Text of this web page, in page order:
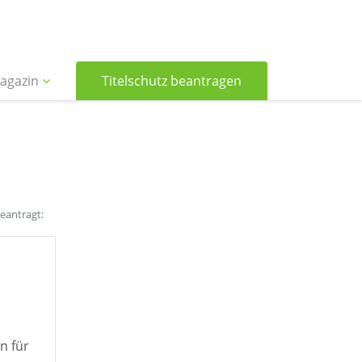
Titelschutz beantragen
für